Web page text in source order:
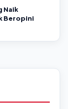
Naik
Beropini